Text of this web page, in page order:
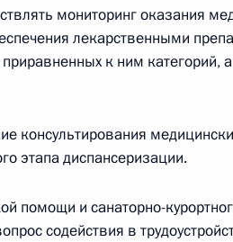
России
рассмотрению
прекращения их полномочий
мониторинг оказания
лекарственными
к ним категорий,
консультирования
этапа диспансеризации.
помощи и санаторно-
содействия в